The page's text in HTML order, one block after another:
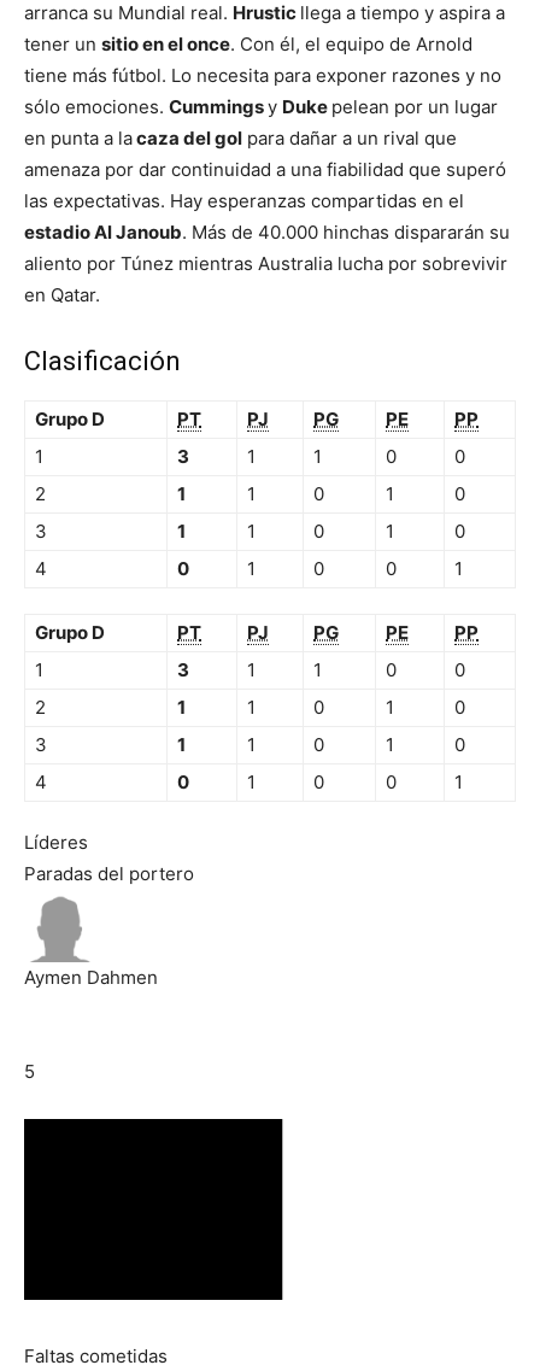
arranca su Mundial real. Hrustic llega a tiempo y aspira a
tener un sitio en el once. Con él, el equipo de Arnold
tiene más fútbol. Lo necesita para exponer razones y no
sólo emociones. Cummingsy Duke pelean por un lugar
en punta a lacaza del gol para dañar a un rival que
amenaza por dar continuidad a una fiabilidad que superó
las expectativas. Hay esperanzas compartidas en el
estadio Al Janoub. Más de 40.000 hinchas dispararán su
aliento por Túnez mientras Australia lucha por sobrevivir
en Qatar.
Clasificación
Grupo D PT PJ PG PE
PP
1
3 1 1 0
0
2
1 1 0 1
0
3
1 1 0 1
0
4
0 1 0 0 1
Grupo D PT PJ PG PE
PP
1
3 1 1 0
0
2
1 1 0 1
0
3
1 1 0 1
0
4
0 1 0 0 1
Líderes
Paradas del portero
Aymen Dahmen
5
Faltas cometidas